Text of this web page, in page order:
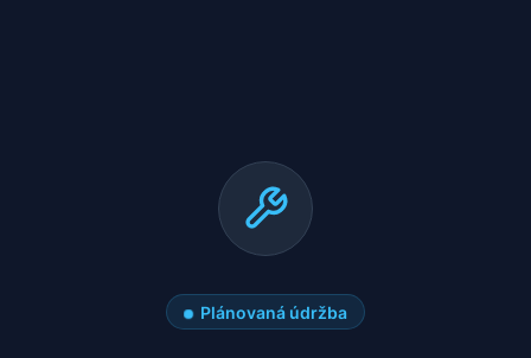
Plánovaná údržba